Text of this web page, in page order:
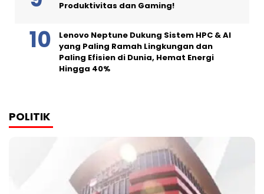
Produktivitas dan Gaming!
Lenovo Neptune Dukung Sistem HPC & AI
yang Paling Ramah Lingkungan dan
Paling Efisien di Dunia, Hemat Energi
Hingga 40%
POLITIK